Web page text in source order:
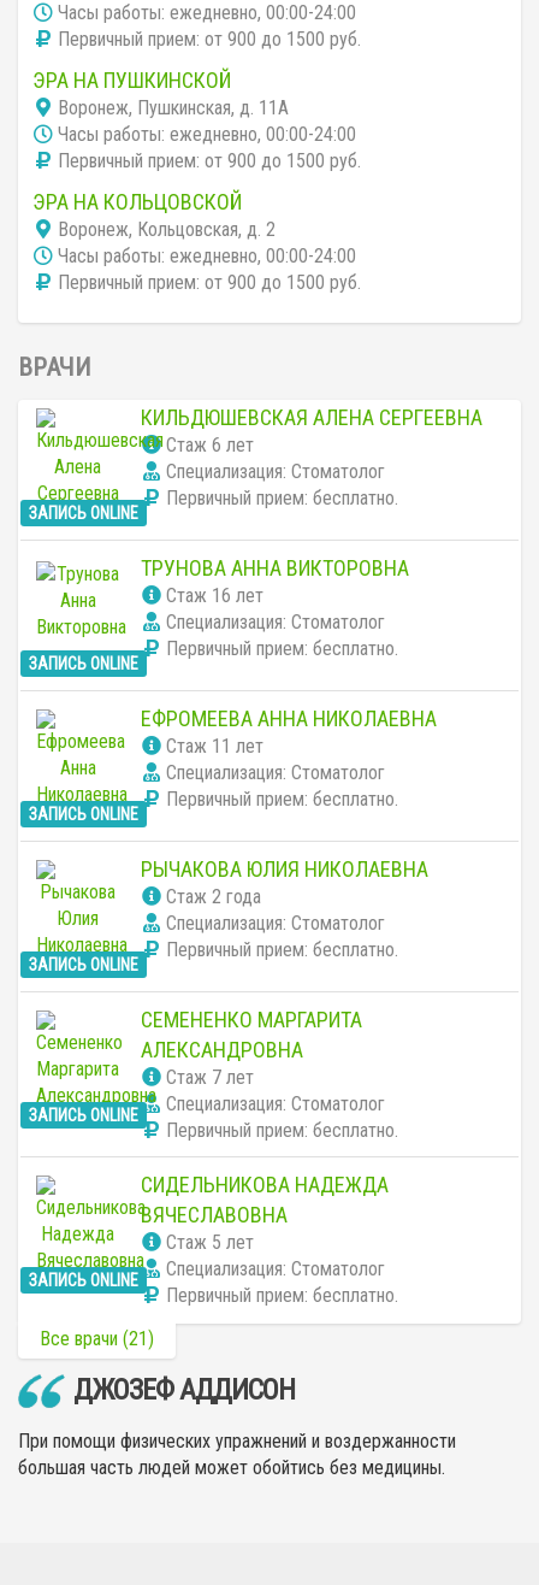
Часы работы: ежедневно, 00:00-24:00
Первичный прием: от 900 до 1500 руб.
ЭРА НА ПУШКИНСКОЙ
Воронеж, Пушкинская, д. 11А
Часы работы: ежедневно, 00:00-24:00
Первичный прием: от 900 до 1500 руб.
ЭРА НА КОЛЬЦОВСКОЙ
Воронеж, Кольцовская, д. 2
Часы работы: ежедневно, 00:00-24:00
Первичный прием: от 900 до 1500 руб.
ВРАЧИ
ЗАПИСЬ ONLINE
КИЛЬДЮШЕВСКАЯ АЛЕНА СЕРГЕЕВНА
Cтаж 6 лет
Специализация: Стоматолог
Первичный прием: бесплатно.
ЗАПИСЬ ONLINE
ТРУНОВА АННА ВИКТОРОВНА
Cтаж 16 лет
Специализация: Стоматолог
Первичный прием: бесплатно.
ЗАПИСЬ ONLINE
ЕФРОМЕЕВА АННА НИКОЛАЕВНА
Cтаж 11 лет
Специализация: Стоматолог
Первичный прием: бесплатно.
ЗАПИСЬ ONLINE
РЫЧАКОВА ЮЛИЯ НИКОЛАЕВНА
Cтаж 2 года
Специализация: Стоматолог
Первичный прием: бесплатно.
ЗАПИСЬ ONLINE
СЕМЕНЕНКО МАРГАРИТА
АЛЕКСАНДРОВНА
Cтаж 7 лет
Специализация: Стоматолог
Первичный прием: бесплатно.
ЗАПИСЬ ONLINE
СИДЕЛЬНИКОВА НАДЕЖДА
ВЯЧЕСЛАВОВНА
Cтаж 5 лет
Специализация: Стоматолог
Первичный прием: бесплатно.
Все врачи (21)
ДЖОЗЕФ АДДИСОН
При помощи физических упражнений и воздержанности
большая часть людей может обойтись без медицины.